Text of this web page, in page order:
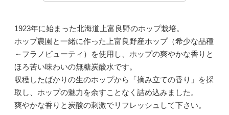
1923年に始まった北海道上富良野のホップ栽培。
ホップ農園と一緒に作った上富良野産ホップ（希少な品種
～フラノビューティ）を使用し、ホップの爽やかな香りと
ほろ苦い味わいの無糖炭酸水です。
収穫したばかりの生のホップから「摘み立ての香り」を採
取し、ホップの魅力を余すことなく詰め込みました。
爽やかな香りと炭酸の刺激でリフレッシュして下さい。